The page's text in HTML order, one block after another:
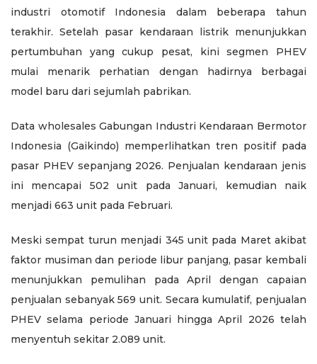
industri otomotif Indonesia dalam beberapa tahun
terakhir. Setelah pasar kendaraan listrik menunjukkan
pertumbuhan yang cukup pesat, kini segmen PHEV
mulai menarik perhatian dengan hadirnya berbagai
model baru dari sejumlah pabrikan.
Data wholesales Gabungan Industri Kendaraan Bermotor
Indonesia (Gaikindo) memperlihatkan tren positif pada
pasar PHEV sepanjang 2026. Penjualan kendaraan jenis
ini mencapai 502 unit pada Januari, kemudian naik
menjadi 663 unit pada Februari.
Meski sempat turun menjadi 345 unit pada Maret akibat
faktor musiman dan periode libur panjang, pasar kembali
menunjukkan pemulihan pada April dengan capaian
penjualan sebanyak 569 unit. Secara kumulatif, penjualan
PHEV selama periode Januari hingga April 2026 telah
menyentuh sekitar 2.089 unit.